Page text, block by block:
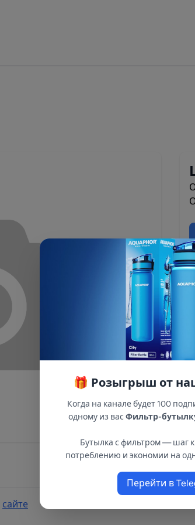
сайте
🎁 Розыгрыш от
Когда на канале будет 100
одному из вас Фильтр-
Бутылка с фильтром — шаг
потреблению и экономии на
Перейти в